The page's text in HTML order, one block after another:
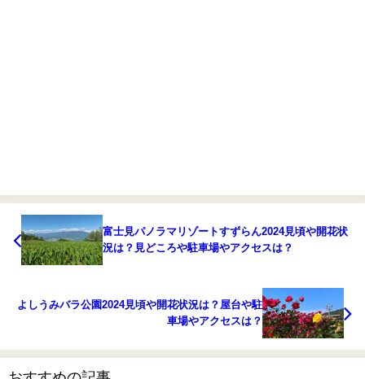
富士見パノラマリゾートすずらん2024見頃や開花状
況は？見どころや駐車場やアクセスは？
よしうみバラ公園2024見頃や開花状況は？屋台や駐
車場やアクセスは？